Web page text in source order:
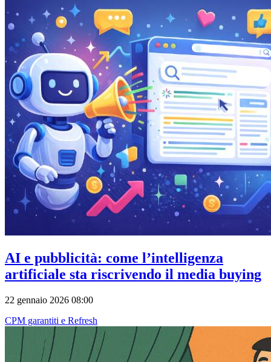
AI e pubblicità: come l’intelligenza
artificiale sta riscrivendo il media buying
22 gennaio 2026 08:00
CPM garantiti e Refresh